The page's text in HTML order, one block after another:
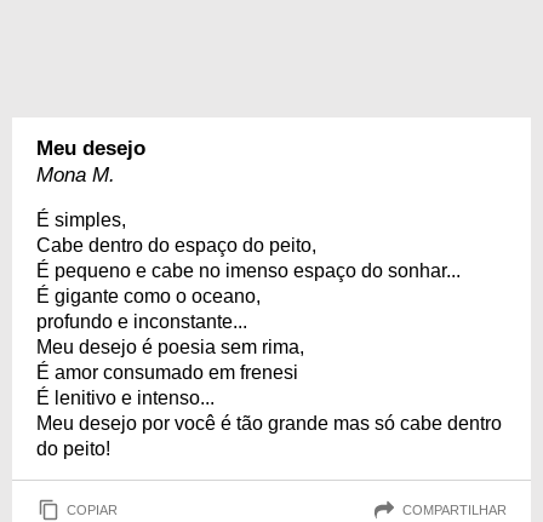
Meu desejo
Mona M.
É simples,
Cabe dentro do espaço do peito,
É pequeno e cabe no imenso espaço do sonhar...
É gigante como o oceano,
profundo e inconstante...
Meu desejo é poesia sem rima,
É amor consumado em frenesi
É lenitivo e intenso...
Meu desejo por você é tão grande mas só cabe dentro
do peito!
COPIAR COMPARTILHAR